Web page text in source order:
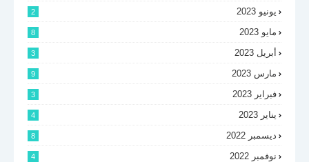
يونيو 2023 2
مايو 2023 8
أبريل 2023 3
مارس 2023 9
فبراير 2023 3
يناير 2023 4
ديسمبر 2022 8
نوفمبر 2022 4